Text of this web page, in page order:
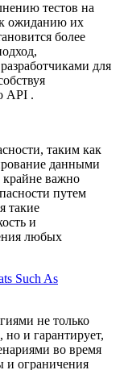
тестов на
к ожиданию их
более
для
API .
таким как
данными
важно
путем
такие
и
любых
не только
и гарантирует,
во время
и ограничения